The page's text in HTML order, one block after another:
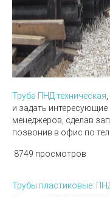
Труба ПНД техническая
и задать
менеджеров, сделав
позвонив в офис по
8749 просмотров
Трубы пластиковые: